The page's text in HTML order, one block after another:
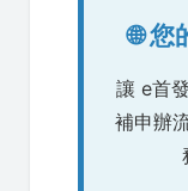
🌐
讓 e首
補申辦